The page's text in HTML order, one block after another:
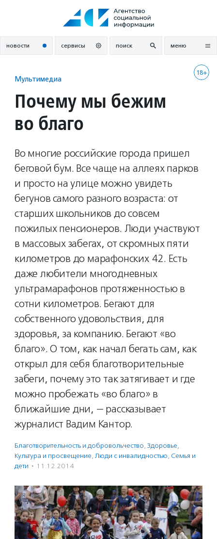
новости сервисы поиск меню
18+
Мультимедиа
Почему мы бежим
во благо
Во многие российские города пришел
беговой бум. Все чаще на аллеях парков
и просто на улице можно увидеть
бегунов самого разного возраста: от
старших школьников до совсем
пожилых пенсионеров. Люди участвуют
в массовых забегах, от скромных пяти
километров до марафонских 42. Есть
даже любители многодневных
ультрамарафонов протяженностью в
сотни километров. Бегают для
собственного удовольствия, для
здоровья, за компанию. Бегают «во
благо». О том, как начал бегать сам, как
открыл для себя благотворительные
забеги, почему это так затягивает и где
можно пробежать «во благо» в
ближайшие дни, — рассказывает
журналист Вадим Кантор.
Благотвори­тель­ность и доброволь­чест­во, Здоровье,
Культура и просвещение, Люди с инвалидностью, Семья и
дети · 11.12.2014